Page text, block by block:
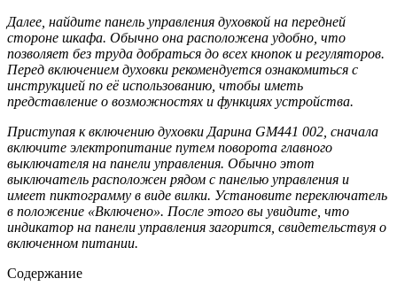
Далее, найдите панель управления духовкой на передней
стороне шкафа. Обычно она расположена удобно, что
позволяет без труда добраться до всех кнопок и регуляторов.
Перед включением духовки рекомендуется ознакомиться с
инструкцией по её использованию, чтобы иметь
представление о возможностях и функциях устройства.
Приступая к включению духовки Дарина GM441 002, сначала
включите электропитание путем поворота главного
выключателя на панели управления. Обычно этот
выключатель расположен рядом с панелью управления и
имеет пиктограмму в виде вилки. Установите переключатель
в положение «Включено». После этого вы увидите, что
индикатор на панели управления загорится, свидетельствуя о
включенном питании.
Содержание